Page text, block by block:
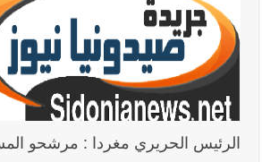
الرئيس الحريري مغردا : مرشحو